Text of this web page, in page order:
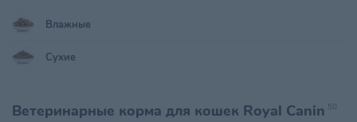
Влажные
Сухие
Ветеринарные корма для кошек Royal Canin 50